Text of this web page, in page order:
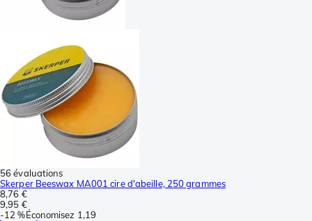
56 évaluations
Skerper Beeswax MA001 cire d'abeille, 250 grammes
8,76 €
9,95 €
-12 %Économisez 1,19